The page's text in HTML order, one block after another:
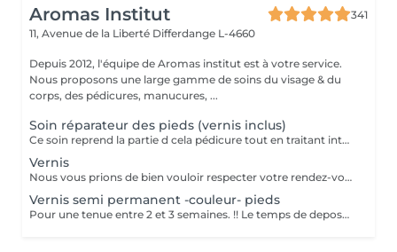
Aromas Institut
341
11, Avenue de la Liberté Differdange L-4660
Depuis 2012, l'équipe de Aromas institut est à votre service.
Nous proposons une large gamme de soins du visage & du
corps, des pédicures, manucures, ...
Soin réparateur des pieds (vernis inclus)
Ce soin reprend la partie d cela pédicure tout en traitant intensément les pieds déshydratés grace un masque spécifique (pose vernis inclus). Pensez a ramener des chaussures ouvertes pour la pose de vernis. Nous vous prions de bien vouloir respecter votre rendez-vous. En prenant rendez-vous, vous occupez une place, dont une autre personne aurait éventuellement besoin. Tout rendez-vous non annulé 24h en avance, est susceptible d'être facturé. (Si vous ne pouvez pas vous présenter à votre RDV, proposez-le éventuellement à un proche ou à un ami) Toute l'équipe de Aromas Institut vous remercie pour votre respect et votre compréhension.
Vernis
Nous vous prions de bien vouloir respecter votre rendez-vous. En prenant rendez-vous, vous occupez une place, dont une autre personne aurait éventuellement besoin. Tout rendez-vous non annulé 24h en avance, est susceptible d'être facturé. (Si vous ne pouvez pas vous présenter à votre RDV, proposez-le éventuellement à un proche ou à un ami) Toute l'équipe de Aromas Institut vous remercie pour votre respect et votre compréhension.
Vernis semi permanent -couleur- pieds
Pour une tenue entre 2 et 3 semaines. !! Le temps de depose n'est pas compris dans ce soin, si il est nécessaire de faire une depose d'ancien semi permanent, merci de sélectionner le soin depose + pose Dans le cas contraire, nous n'aurons pas assez de temps pour tout realiser Nous vous prions de bien vouloir respecter votre rendez-vous. En prenant rendez-vous, vous occupez une place, dont une autre personne aurait éventuellement besoin. Tout rendez-vous non annulé 24h en avance, est susceptible d'être facturé. (Si vous ne pouvez pas vous présenter à votre RDV, proposez-le éventuellement à un proche ou à un ami) Toute l'équipe de Aromas Institut vous remercie pour votre respect et votre compréhension.